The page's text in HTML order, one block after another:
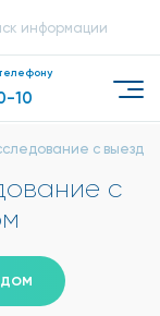
10
с
с
ДОМ